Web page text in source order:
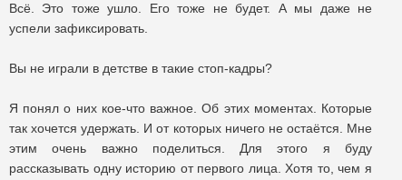
Всё. Это тоже ушло. Его тоже не будет. А мы даже не
успели зафиксировать.
Вы не играли в детстве в такие стоп-кадры?
Я понял о них кое-что важное. Об этих моментах. Которые
так хочется удержать. И от которых ничего не остаётся. Мне
этим очень важно поделиться. Для этого я буду
рассказывать одну историю от первого лица. Хотя то, чем я